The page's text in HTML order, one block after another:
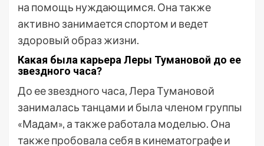
на помощь нуждающимся. Она также
активно занимается спортом и ведет
здоровый образ жизни.
Какая была карьера Леры Тумановой до ее
звездного часа?
До ее звездного часа, Лера Тумановой
занималась танцами и была членом группы
«Мадам», а также работала моделью. Она
также пробовала себя в кинематографе и